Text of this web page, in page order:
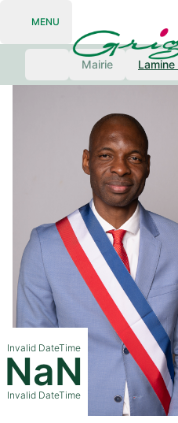
Open navigation
MENU
Mairie
Invalid DateTime
NaN
Invalid DateTime